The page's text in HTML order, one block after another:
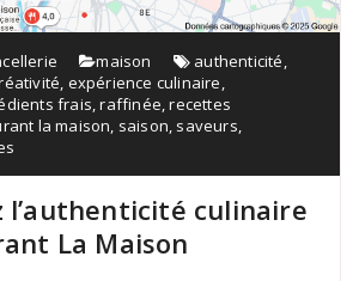
maison authenticité,
, expérience culinaire,
frais,raffinée,recettes
la maison, saison, saveurs,
l’authenticité culinaire
La Maison